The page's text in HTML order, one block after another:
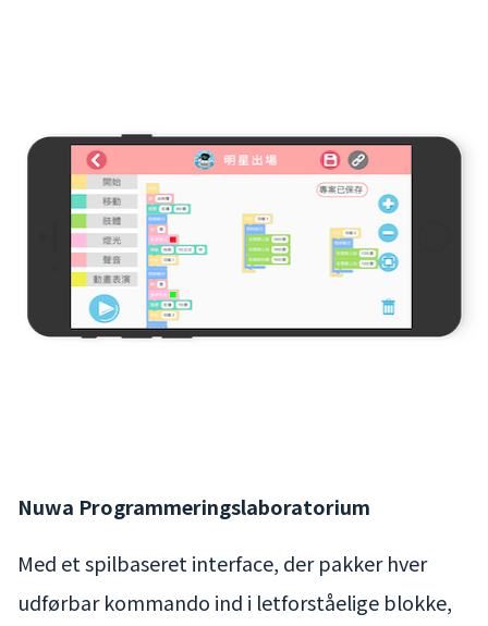
Nuwa Programmeringslaboratorium
Med et spilbaseret interface, der pakker hver
udførbar kommando ind i letforståelige blokke,